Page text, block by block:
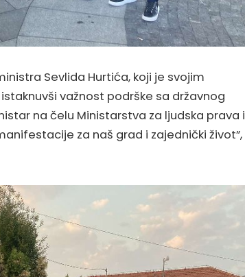
Sevlida Hurtića, koji je svojim
važnost podrške sa državnog
na čelu Ministarstva za ljudska prava i
za naš grad i zajednički život”,